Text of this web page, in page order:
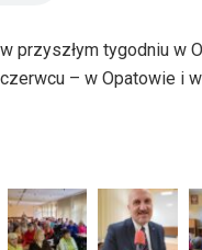
przyszłym tygodniu w
– w Opatowie i